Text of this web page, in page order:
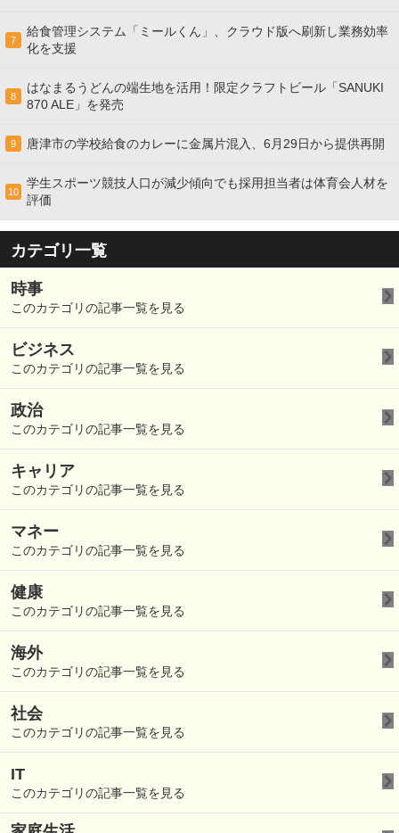
7
給食管理システム「ミールくん」、クラウド版へ刷新し業務効率
化を支援
8
はなまるうどんの端生地を活用！限定クラフトビール「SANUKI
870 ALE」を発売
9 唐津市の学校給食のカレーに金属片混入、6月29日から提供再開
10
学生スポーツ競技人口が減少傾向でも採用担当者は体育会人材を
評価
カテゴリ一覧
時事
このカテゴリの記事一覧を見る
ビジネス
このカテゴリの記事一覧を見る
政治
このカテゴリの記事一覧を見る
キャリア
このカテゴリの記事一覧を見る
マネー
このカテゴリの記事一覧を見る
健康
このカテゴリの記事一覧を見る
海外
このカテゴリの記事一覧を見る
社会
このカテゴリの記事一覧を見る
IT
このカテゴリの記事一覧を見る